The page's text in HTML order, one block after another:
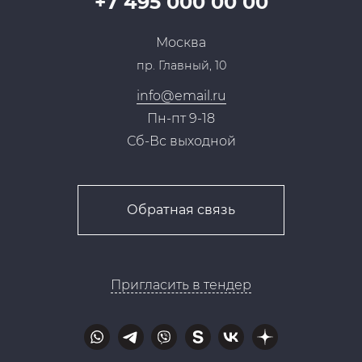
Москва
пр. Главный, 10
info@email.ru
Пн-пт 9-18
Сб-Вс выходной
Обратная связь
Пригласить в тендер